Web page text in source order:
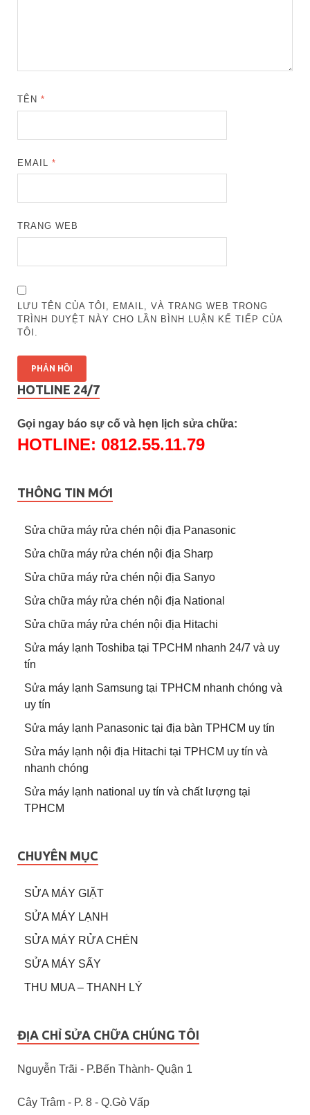
TÊN*
EMAIL*
TRANG WEB
LƯU TÊN CỦA TÔI, EMAIL, VÀ TRANG WEB TRONG
TRÌNH DUYỆT NÀY CHO LẦN BÌNH LUẬN KẾ TIẾP CỦA
TÔI.
HOTLINE 24/7
Gọi ngay báo sự cố và hẹn lịch sửa chữa:
HOTLINE: 0812.55.11.79
THÔNG TIN MỚI
Sửa chữa máy rửa chén nội địa Panasonic
Sửa chữa máy rửa chén nội địa Sharp
Sửa chữa máy rửa chén nội địa Sanyo
Sửa chữa máy rửa chén nội địa National
Sửa chữa máy rửa chén nội địa Hitachi
Sửa máy lạnh Toshiba tại TPCHM nhanh 24/7 và uy
tín
Sửa máy lạnh Samsung tại TPHCM nhanh chóng và
uy tín
Sửa máy lạnh Panasonic tại địa bàn TPHCM uy tín
Sửa máy lạnh nội địa Hitachi tại TPHCM uy tín và
nhanh chóng
Sửa máy lạnh national uy tín và chất lượng tại
TPHCM
CHUYÊN MỤC
SỬA MÁY GIẶT
SỬA MÁY LẠNH
SỬA MÁY RỬA CHÉN
SỬA MÁY SẤY
THU MUA – THANH LÝ
ĐỊA CHỈ SỬA CHỮA CHÚNG TÔI
Nguyễn Trãi - P.Bến Thành- Quận 1
Cây Trâm - P. 8 - Q.Gò Vấp